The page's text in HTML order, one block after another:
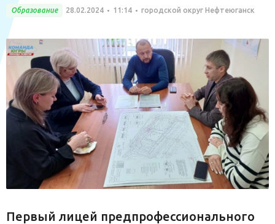
Образование 28.02.2024 11:14 городской округ Нефтеюганск
Первый лицей предпрофессионального